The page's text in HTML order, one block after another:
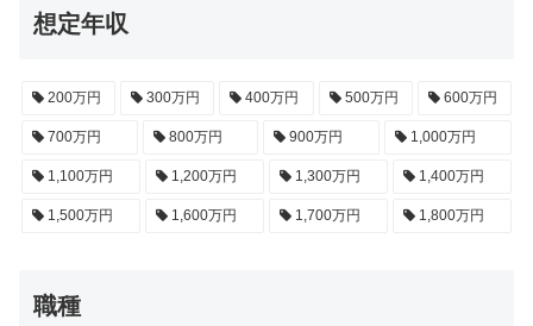
想定年収
200万円 300万円 400万円 500万円 600万円
700万円 800万円 900万円 1,000万円
1,100万円 1,200万円 1,300万円 1,400万円
1,500万円 1,600万円 1,700万円 1,800万円
職種